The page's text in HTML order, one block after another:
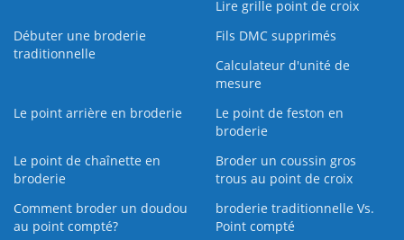
Lire grille point de croix
Débuter une broderie
traditionnelle
Fils DMC supprimés
Calculateur d'unité de
mesure
Le point arrière en broderie
Le point de feston en
broderie
Le point de chaînette en
broderie
Broder un coussin gros
trous au point de croix
Comment broder un doudou
au point compté?
broderie traditionnelle Vs.
Point compté